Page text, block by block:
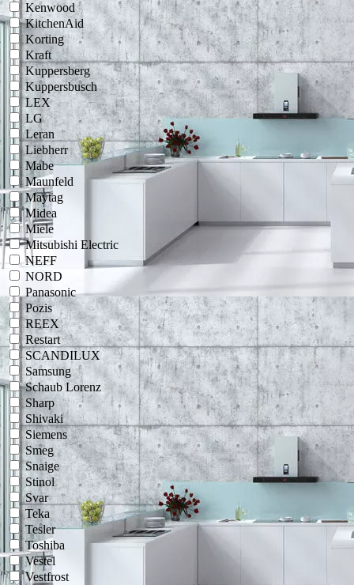
Kenwood
KitchenAid
Korting
Kraft
Kuppersberg
Kuppersbusch
LEX
LG
Leran
Liebherr
Mabe
Maunfeld
Maytag
Midea
Miele
Mitsubishi Electric
NEFF
NORD
Panasonic
Pozis
REEX
Restart
SCANDILUX
Samsung
Schaub Lorenz
Sharp
Shivaki
Siemens
Smeg
Snaige
Stinol
Svar
Teka
Tesler
Toshiba
Vestel
Vestfrost